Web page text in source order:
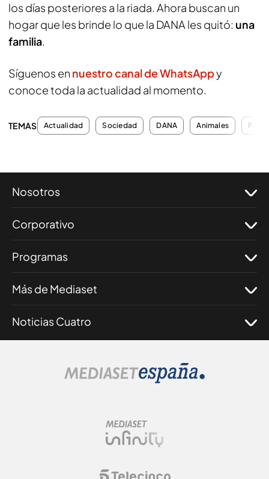
los días posteriores a la riada. Ahora buscan un
hogar que les brinde lo que la DANA les quitó: una
familia.
Síguenos en nuestro canal de WhatsAppy
conoce toda la actualidad al momento.
TEMAS Actualidad Sociedad DANA Animales
Nosotros
Corporativo
Programas
Más de Mediaset
Noticias Cuatro